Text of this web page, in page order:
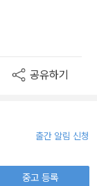
공유하기
출간 알림 신청
중고 등록